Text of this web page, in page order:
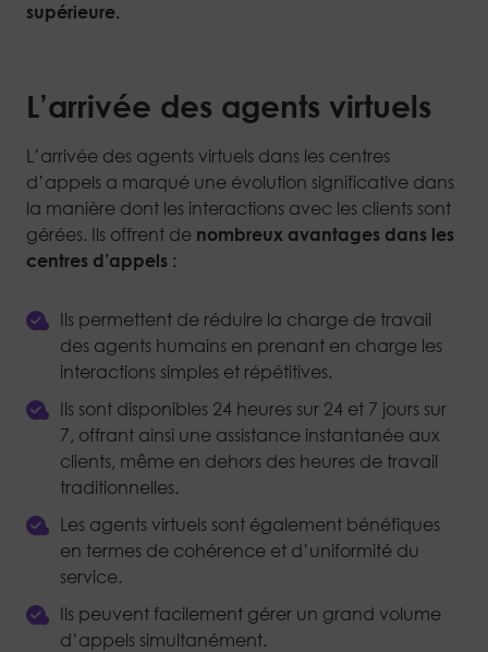
supérieure.
L’arrivée des agents virtuels
L’arrivée des agents virtuels dans les centres
d’appels a marqué une évolution significative dans
la manière dont les interactions avec les clients sont
gérées. Ils offrent de nombreux avantages dans les
centres d’appels :
Ils permettent de réduire la charge de travail
des agents humains en prenant en charge les
interactions simples et répétitives.
Ils sont disponibles 24 heures sur 24 et 7 jours sur
7, offrant ainsi une assistance instantanée aux
clients, même en dehors des heures de travail
traditionnelles.
Les agents virtuels sont également bénéfiques
en termes de cohérence et d’uniformité du
service.
Ils peuvent facilement gérer un grand volume
d’appels simultanément.